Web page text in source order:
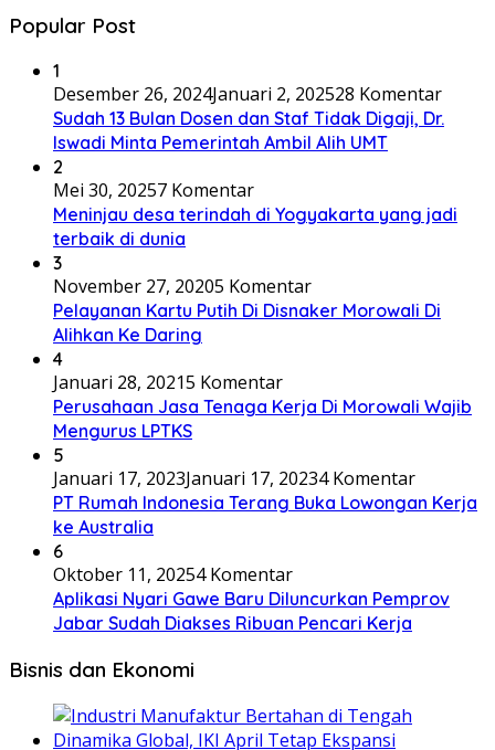
Popular Post
1
Desember 26, 2024Januari 2, 202528 Komentar
Sudah 13 Bulan Dosen dan Staf Tidak Digaji, Dr.
Iswadi Minta Pemerintah Ambil Alih UMT
2
Mei 30, 20257 Komentar
Meninjau desa terindah di Yogyakarta yang jadi
terbaik di dunia
3
November 27, 20205 Komentar
Pelayanan Kartu Putih Di Disnaker Morowali Di
Alihkan Ke Daring
4
Januari 28, 20215 Komentar
Perusahaan Jasa Tenaga Kerja Di Morowali Wajib
Mengurus LPTKS
5
Januari 17, 2023Januari 17, 20234 Komentar
PT Rumah Indonesia Terang Buka Lowongan Kerja
ke Australia
6
Oktober 11, 20254 Komentar
Aplikasi Nyari Gawe Baru Diluncurkan Pemprov
Jabar Sudah Diakses Ribuan Pencari Kerja
Bisnis dan Ekonomi